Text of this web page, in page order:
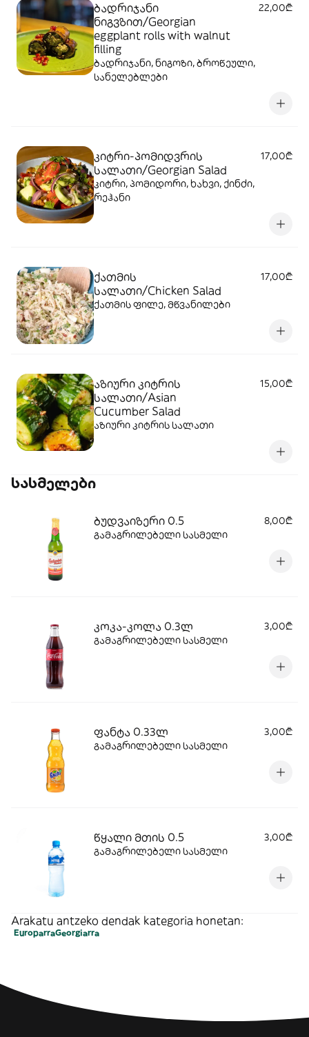
ბადრიჯანი
ნიგვზით/Georgian
eggplant rolls with walnut
filling
22,00₾
ბადრიჯანი, ნიგოზი, ბროწეული,
სანელებლები
კიტრი-პომიდვრის
სალათი/Georgian Salad
17,00₾
კიტრი, პომიდორი, ხახვი, ქინძი,
რეჰანი
ქათმის
სალათი/Chicken Salad
17,00₾
ქათმის ფილე, მწვანილები
აზიური კიტრის
სალათი/Asian
Cucumber Salad
15,00₾
აზიური კიტრის სალათი
სასმელები
ბუდვაიზერი 0.5
8,00₾
გამაგრილებელი სასმელი
კოკა-კოლა 0.3ლ
3,00₾
გამაგრილებელი სასმელი
ფანტა 0.33ლ
3,00₾
გამაგრილებელი სასმელი
წყალი მთის 0.5
3,00₾
გამაგრილებელი სასმელი
Arakatu antzeko dendak kategoria honetan:
EuroparraGeorgiarra